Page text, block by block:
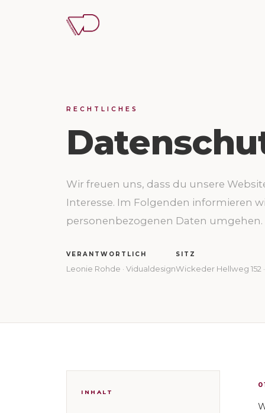
RECHTLICHES
Wir freuen uns, dass du unsere
Interesse. Im Folgenden informieren
personenbezogenen Daten umgehen.
VERANTWORTLICH
Leonie Rohde · Vidualdesign
SITZ
Wickeder Hellweg 152
INHALT